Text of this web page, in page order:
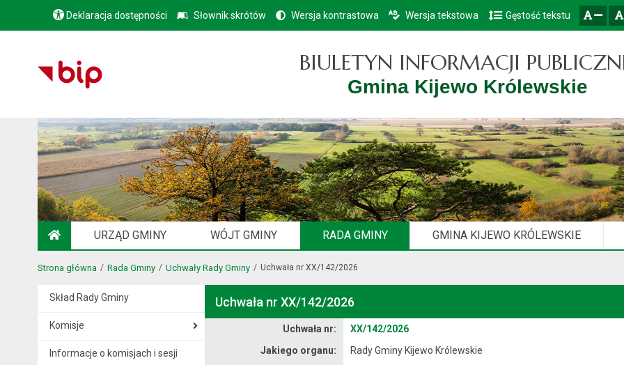
Przejdź do głównego menu
Przejdź do treści
Przejdź do mapy serwisu
Deklaracja dostępności Słownik skrótów Wersja kontrastowa Wersja tekstowa Gęstość tekstu
BIULETYN INFORMACJI
Gmina Kijewo Królewskie
URZĄD GMINY WÓJT GMINY RADA GMINY GMINA KIJEWO KRÓLEWSKIE
Strona główna Rada Gminy Uchwały Rady Gminy Uchwała nr XX/142/2026
Skład Rady Gminy
Komisje
Informacje o komisjach i sesji
Uchwała nr XX/142/2026
Uchwała nr:
XX/142/2026
Jakiego organu:
Rady Gminy Kijewo Królewskie